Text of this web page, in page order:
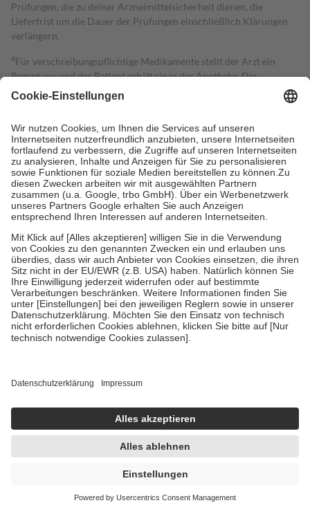
Prüfungen, die zu deiner Arzneimittelsicherheit dienen, die
Lieferfrist um die Dauer der Prüfungen einschließlich Klärungen
verlängern.
4Für verschreibungspflichtige Medikamente stellt der Arzt ein
Rezept aus und der Patient erhält sie in der Apotheke. Die
gesetzliche Krankenversicherung übernimmt in der Regel die
Kosten dafür, der Versicherte trägt einen Teil davon als Zuzahlung
Grundsätzlich leisten Mitglieder Zuzahlungen in Höhe von zehn
Prozent des Abgabepreises,mindestens jedochfünf Euround
höchstens zehn Euro.Es sind jedoch nie mehr als die tatsächlichen
Kosten der Leistung zu entrichten.
Diese Regeln gelten grundsätzlich auch für Online-Apotheken.
Bei Heilmitteln und häuslicher Krankenpflege beträgt die
Zuzahlung zehn Prozent der Kosten sowie zehn Euro je
Verordnung.
Um das Engagement der Versicherten für ihre eigene Gesundheit zu
stärken und die besondere Stellung der Familie zu unterstützen,
fallenkeine Zuzahlungenan bei:
• Kindern und Jugendlichen bis zum vollendeten 18. Lebensjahr
mit Ausnahme der Fahrkosten
• Untersuchungen zur Vorsorge und Früherkennung, die von der
GKV getragen werden
Einholung von Bewertungen. Trusted Shops hat Maßnahmen
getroffen, um sicherzustellen, dass es sich um echte Bewertungen
handelt. Mehr Informationen findest du hier:
https://help.etrusted.com/hc/de/articles/4419944605341